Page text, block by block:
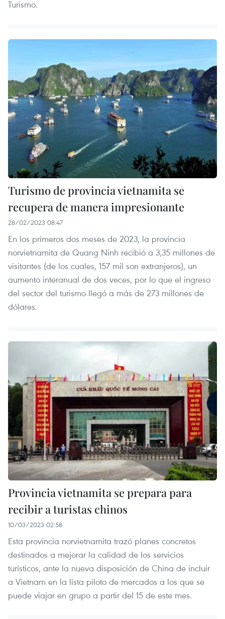
Turismo.
Turismo de provincia vietnamita se
recupera de manera impresionante
28/02/2023 08:47
En los primeros dos meses de 2023, la provincia
norvietnamita de Quang Ninh recibió a 3,35 millones de
visitantes (de los cuales, 157 mil son extranjeros), un
aumento interanual de dos veces, por lo que el ingreso
del sector del turismo llegó a más de 273 millones de
dólares.
Provincia vietnamita se prepara para
recibir a turistas chinos
10/03/2023 02:58
Esta provincia norvietnamita trazó planes concretos
destinados a mejorar la calidad de los servicios
turísticos, ante la nueva disposición de China de incluir
a Vietnam en la lista piloto de mercados a los que se
puede viajar en grupo a partir del 15 de este mes.